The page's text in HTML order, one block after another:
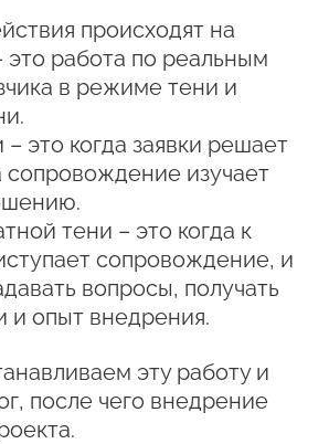
происходят на
это работа по реальным
в режиме тени и
это когда заявки решает
сопровождение изучает
тени – это когда к
сопровождение, и
вопросы, получать
и опыт внедрения.
эту работу и
после чего внедрение